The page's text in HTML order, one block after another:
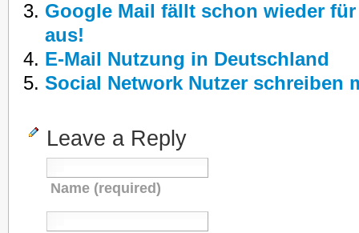
Google Mail fällt schon wieder
aus!
E-Mail Nutzung in Deutschland
Social Network Nutzer schreiben
Leave a Reply
Name (required)